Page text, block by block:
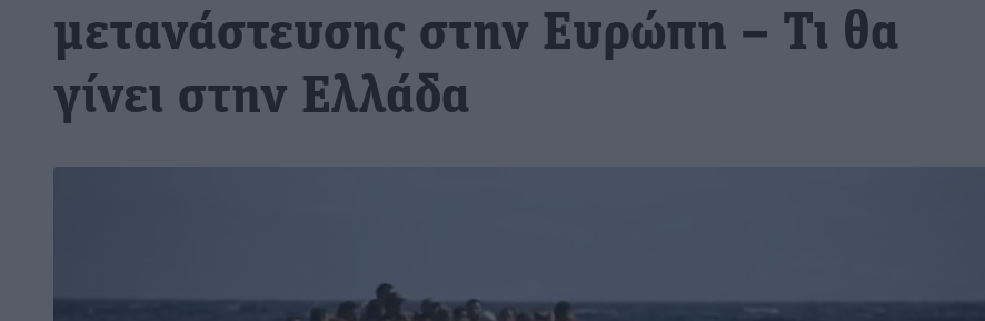
μετανάστευσης στην Ευρώπη – Τι θα
γίνει στην Ελλάδα